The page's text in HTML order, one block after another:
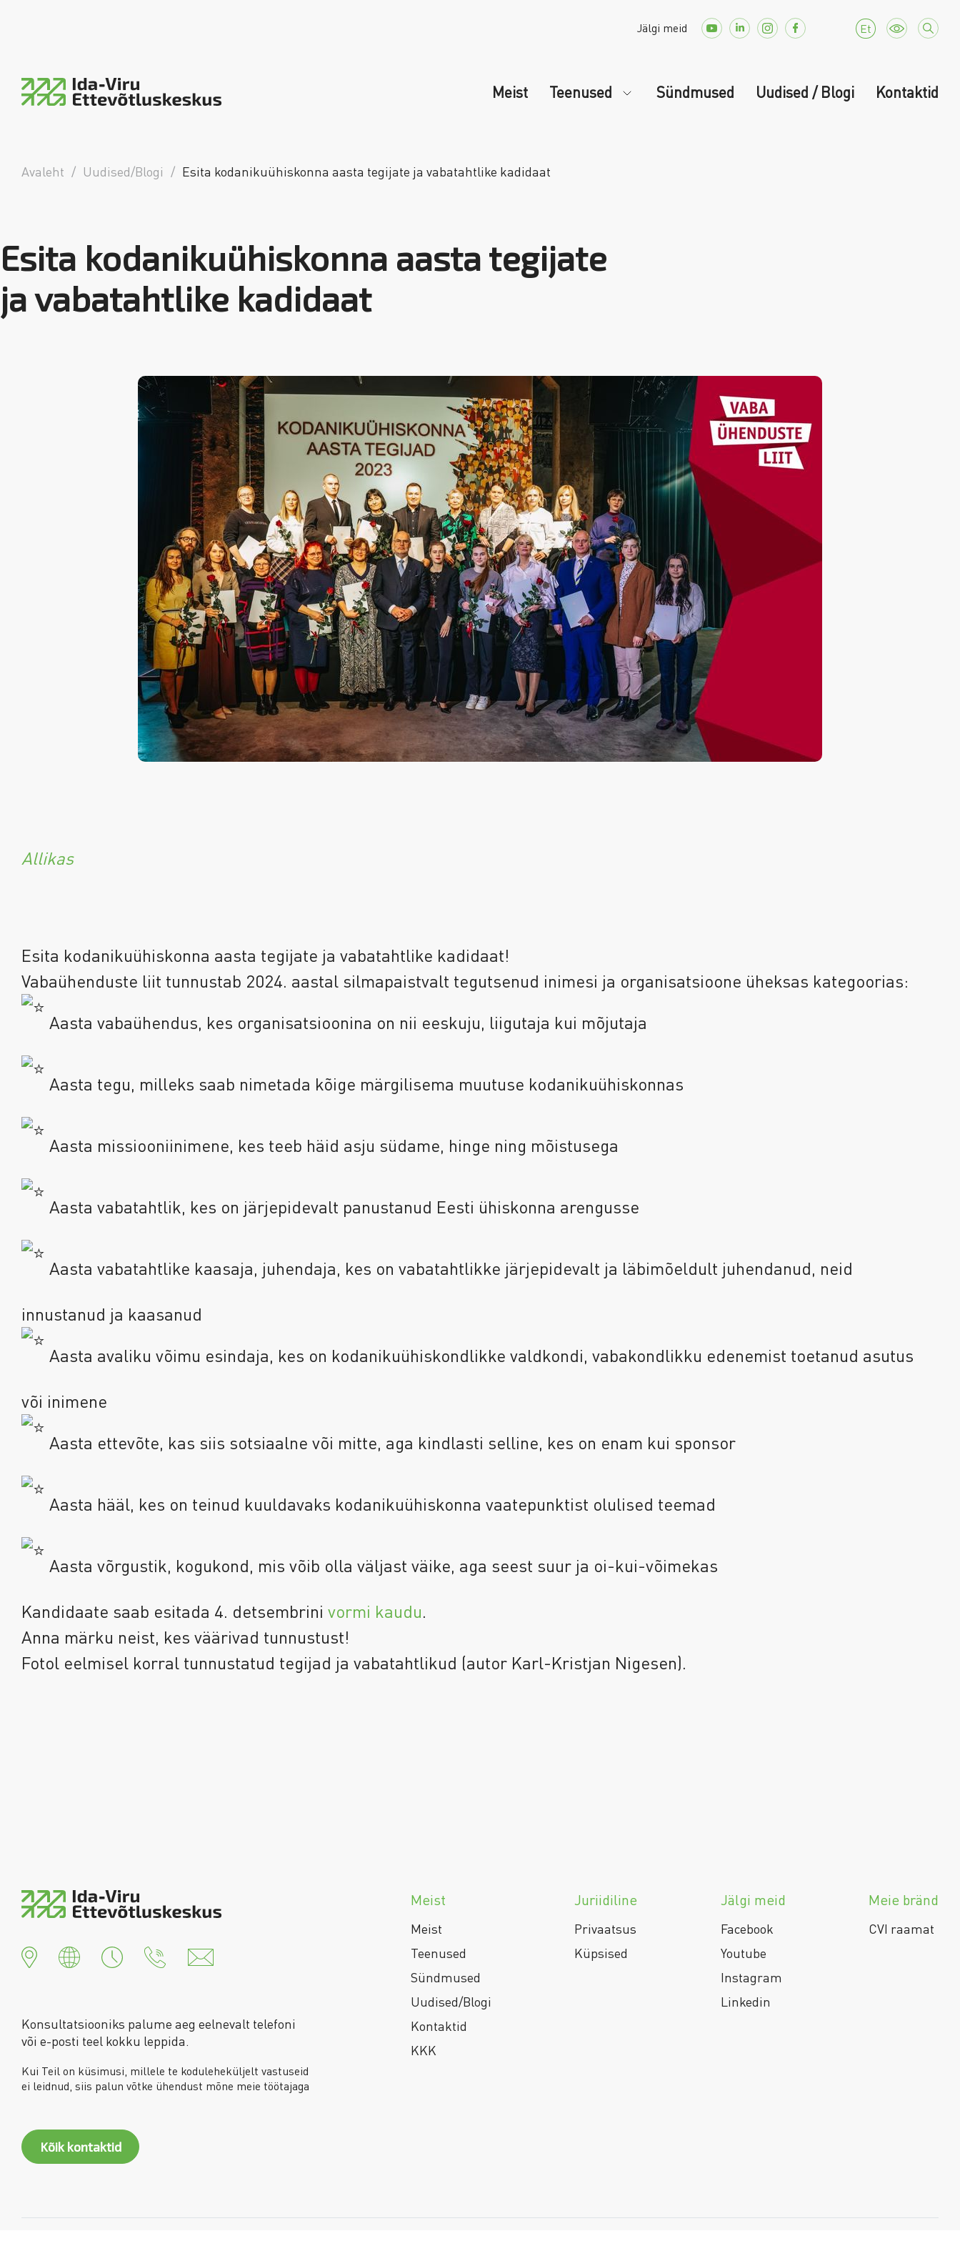
Jälgi meid Et
Meist Teenused Sündmused Uudised / Blogi Kontaktid
Avaleht / Uudised/Blogi / Esita kodanikuühiskonna aasta tegijate ja vabatahtlike kadidaat
Esita kodanikuühiskonna aasta tegijate
ja vabatahtlike kadidaat
Allikas
Esita kodanikuühiskonna aasta tegijate ja vabatahtlike kadidaat!
Vabaühenduste liit tunnustab 2024. aastal silmapaistvalt tegutsenud inimesi ja organisatsioone üheksas kategoorias:
Aasta vabaühendus, kes organisatsioonina on nii eeskuju, liigutaja kui mõjutaja
Aasta tegu, milleks saab nimetada kõige märgilisema muutuse kodanikuühiskonnas
Aasta missiooniinimene, kes teeb häid asju südame, hinge ning mõistusega
Aasta vabatahtlik, kes on järjepidevalt panustanud Eesti ühiskonna arengusse
Aasta vabatahtlike kaasaja, juhendaja, kes on vabatahtlikke järjepidevalt ja läbimõeldult juhendanud, neid
innustanud ja kaasanud
Aasta avaliku võimu esindaja, kes on kodanikuühiskondlikke valdkondi, vabakondlikku edenemist toetanud asutus
või inimene
Aasta ettevõte, kas siis sotsiaalne või mitte, aga kindlasti selline, kes on enam kui sponsor
Aasta hääl, kes on teinud kuuldavaks kodanikuühiskonna vaatepunktist olulised teemad
Aasta võrgustik, kogukond, mis võib olla väljast väike, aga seest suur ja oi-kui-võimekas
Kandidaate saab esitada 4. detsembrini vormi kaudu.
Anna märku neist, kes väärivad tunnustust!
Fotol eelmisel korral tunnustatud tegijad ja vabatahtlikud (autor Karl-Kristjan Nigesen).
Konsultatsiooniks palume aeg eelnevalt telefoni
või e-posti teel kokku leppida.
Kui Teil on küsimusi, millele te koduleheküljelt vastuseid
ei leidnud, siis palun võtke ühendust mõne meie töötajaga
Kõik kontaktid
Meist
Meist
Teenused
Sündmused
Uudised/Blogi
Kontaktid
KKK
Juriidiline
Privaatsus
Küpsised
Jälgi meid
Facebook
Youtube
Instagram
Linkedin
Meie bränd
CVI raamat